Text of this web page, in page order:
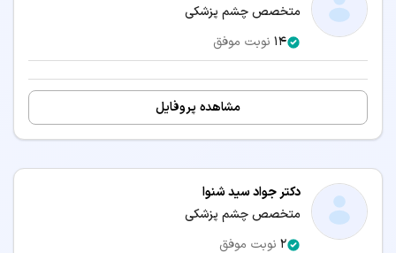
متخصص چشم پزشکی
14 نوبت موفق
مشاهده پروفایل
دکتر جواد سید شنوا
متخصص چشم پزشکی
2 نوبت موفق